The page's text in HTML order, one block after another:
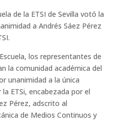
de la ETSI de Sevilla votó la
a Andrés Sáez Pérez
los representantes de
la comunidad académica del
unanimidad a la única
ETSi, encabezada por el
Pérez, adscrito al
de Medios Continuos y